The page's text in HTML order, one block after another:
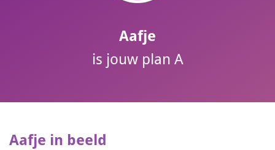
Aafje
is jouw plan A
Aafje in beeld